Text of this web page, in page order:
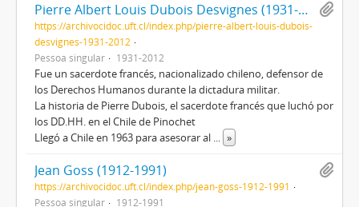
Pierre Albert Louis Dubois Desvignes (1931-2012)
https://archivocidoc.uft.cl/index.php/pierre-albert-louis-dubois-
desvignes-1931-2012
Pessoa singular
1931-2012
Fue un sacerdote francés, nacionalizado chileno, defensor de
los Derechos Humanos durante la dictadura militar.
La historia de Pierre Dubois, el sacerdote francés que luchó por
los DD.HH. en el Chile de Pinochet
Llegó a Chile en 1963 para asesorar al ... »
Jean Goss (1912-1991)
https://archivocidoc.uft.cl/index.php/jean-goss-1912-1991
Pessoa singular
1912-1991